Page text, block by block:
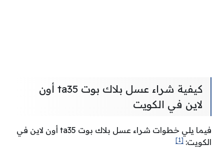
كيفية شراء عسل بلاك بوت ta35 أون
لاين في الكويت
فيما يلي خطوات شراء عسل بلاك بوت ta35 أون لاين في
الكويت: [1]